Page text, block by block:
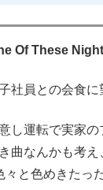
Of These
社員との会食に
し運転で実家の
曲なんかも考え
々と色めきたっ